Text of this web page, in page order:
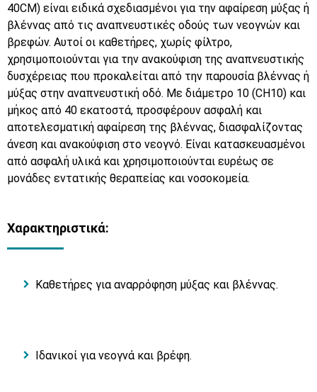
40CM) είναι ειδικά σχεδιασμένοι για την αφαίρεση μύξας ή
βλέννας από τις αναπνευστικές οδούς των νεογνών και
βρεφών. Αυτοί οι καθετήρες, χωρίς φίλτρο,
χρησιμοποιούνται για την ανακούφιση της αναπνευστικής
δυσχέρειας που προκαλείται από την παρουσία βλέννας ή
μύξας στην αναπνευστική οδό. Με διάμετρο 10 (CH10) και
μήκος από 40 εκατοστά, προσφέρουν ασφαλή και
αποτελεσματική αφαίρεση της βλέννας, διασφαλίζοντας
άνεση και ανακούφιση στο νεογνό. Είναι κατασκευασμένοι
από ασφαλή υλικά και χρησιμοποιούνται ευρέως σε
μονάδες εντατικής θεραπείας και νοσοκομεία.
Χαρακτηριστικά:
Καθετήρες για αναρρόφηση μύξας και βλέννας.
Ιδανικοί για νεογνά και βρέφη.